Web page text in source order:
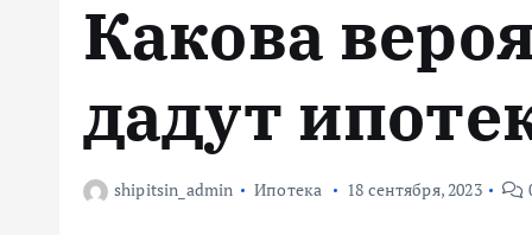
Какова
дадут
shipitsin_admin Ипотека 18 сентября, 2023